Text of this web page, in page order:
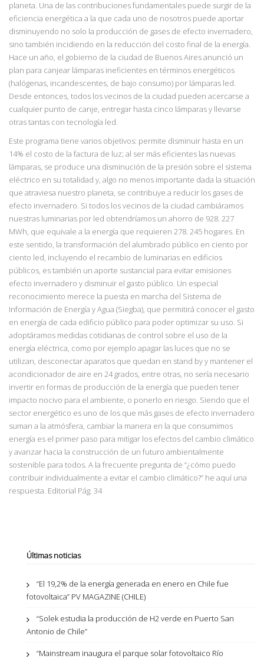
planeta. Una de las contribuciones fundamentales puede surgir de la
eficiencia energética a la que cada uno de nosotros puede aportar
disminuyendo no solo la producción de gases de efecto invernadero,
sino también incidiendo en la reducción del costo final de la energía.
Hace un año, el gobierno de la ciudad de Buenos Aires anunció un
plan para canjear lámparas ineficientes en términos energéticos
(halógenas, incandescentes, de bajo consumo) por lámparas led.
Desde entonces, todos los vecinos de la ciudad pueden acercarse a
cualquier punto de canje, entregar hasta cinco lámparas y llevarse
otras tantas con tecnología led.
Este programa tiene varios objetivos: permite disminuir hasta en un
14% el costo de la factura de luz; al ser más eficientes las nuevas
lámparas, se produce una disminución de la presión sobre el sistema
eléctrico en su totalidad y, algo no menos importante dada la situación
que atraviesa nuestro planeta, se contribuye a reducir los gases de
efecto invernadero. Si todos los vecinos de la ciudad cambiáramos
nuestras luminarias por led obtendríamos un ahorro de 928. 227
MWh, que equivale a la energía que requieren 278. 245 hogares. En
este sentido, la transformación del alumbrado público en ciento por
ciento led, incluyendo el recambio de luminarias en edificios
públicos, es también un aporte sustancial para evitar emisiones
efecto invernadero y disminuir el gasto público. Un especial
reconocimiento merece la puesta en marcha del Sistema de
Información de Energía y Agua (Siegba), que permitirá conocer el gasto
en energía de cada edificio público para poder optimizar su uso. Si
adoptáramos medidas cotidianas de control sobre el uso de la
energía eléctrica, como por ejemplo apagar las luces que no se
utilizan, desconectar aparatos que quedan en stand by y mantener el
acondicionador de aire en 24 grados, entre otras, no sería necesario
invertir en formas de producción de la energía que pueden tener
impacto nocivo para el ambiente, o ponerlo en riesgo. Siendo que el
sector energético es uno de los que más gases de efecto invernadero
suman a la atmósfera, cambiar la manera en la que consumimos
energía es el primer paso para mitigar los efectos del cambio climático
y avanzar hacia la construcción de un futuro ambientalmente
sostenible para todos. A la frecuente pregunta de “¿cómo puedo
contribuir individualmente a evitar el cambio climático?” he aquí una
respuesta. Editorial Pág. 34
Últimas noticias
“El 19,2% de la energía generada en enero en Chile fue
fotovoltaica” PV MAGAZINE (CHILE)
“Solek estudia la producción de H2 verde en Puerto San
Antonio de Chile”
“Mainstream inaugura el parque solar fotovoltaico Río